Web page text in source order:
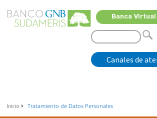
Canales de
Banca Virtual
Inicio Tratamiento de Datos Personales